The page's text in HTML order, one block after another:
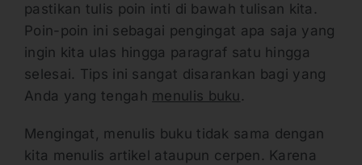
pastikan tulis poin inti di bawah tulisan kita.
Poin-poin ini sebagai pengingat apa saja yang
ingin kita ulas hingga paragraf satu hingga
selesai. Tips ini sangat disarankan bagi yang
Anda yang tengah menulis buku .
Mengingat, menulis buku tidak sama dengan
kita menulis artikel ataupun cerpen. Karena